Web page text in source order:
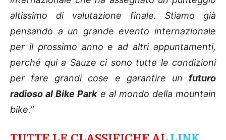
altissimo di valutazione finale. Stiamo già
pensando a un grande evento internazionale
per il prossimo anno e ad altri appuntamenti,
perché qui a Sauze ci sono tutte le condizioni
per fare grandi cose e garantire un futuro
radioso al Bike Parke al mondo della mountain
bike.”